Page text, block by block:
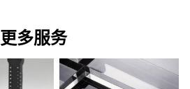
更多服务